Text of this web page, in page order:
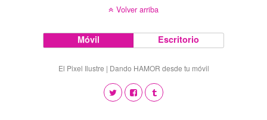
Volver arriba
Móvil Escritorio
El Pixel Ilustre | Dando HAMOR desde tu móvil